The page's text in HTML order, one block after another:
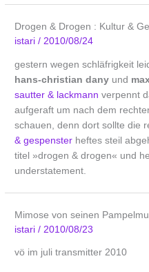
Drogen & Drogen : Kultur &
istari/ 2010/08/24
gestern wegen schläfrigkeit
hans-christian dany und
sautter & lackmann verpennt
aufgeraft um nach dem
schauen, denn dort sollte die
& gespenster heftes steil
titel »drogen & drogen« und
understatement.
Mimose von seinen
istari/ 2010/08/23
vö im juli transmitter 2010